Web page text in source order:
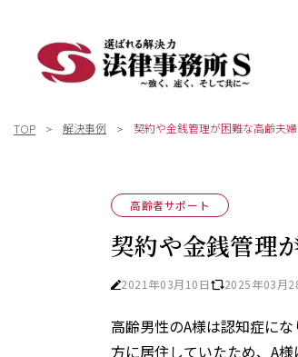
TOP 解決事例 契約や金銭管理が困難な高齢夫
高齢者サポート
契約や金銭管理
2021年03月10日 2025年03月
高齢男性のA様は認知症に
方に居住していたため、A